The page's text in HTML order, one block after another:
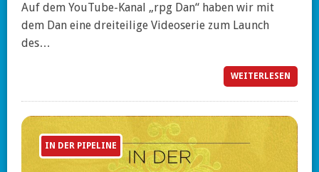
Auf dem YouTube-Kanal „rpg Dan“ haben wir mit
dem Dan eine dreiteilige Videoserie zum Launch
des…
WEITERLESEN
IN DER PIPELINE